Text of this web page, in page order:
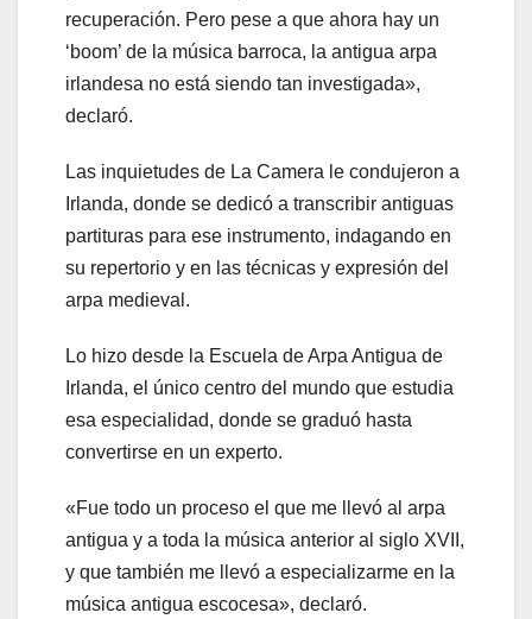
recuperación. Pero pese a que ahora hay un
‘boom’ de la música barroca, la antigua arpa
irlandesa no está siendo tan investigada»,
declaró.
Las inquietudes de La Camera le condujeron a
Irlanda, donde se dedicó a transcribir antiguas
partituras para ese instrumento, indagando en
su repertorio y en las técnicas y expresión del
arpa medieval.
Lo hizo desde la Escuela de Arpa Antigua de
Irlanda, el único centro del mundo que estudia
esa especialidad, donde se graduó hasta
convertirse en un experto.
«Fue todo un proceso el que me llevó al arpa
antigua y a toda la música anterior al siglo XVII,
y que también me llevó a especializarme en la
música antigua escocesa», declaró.